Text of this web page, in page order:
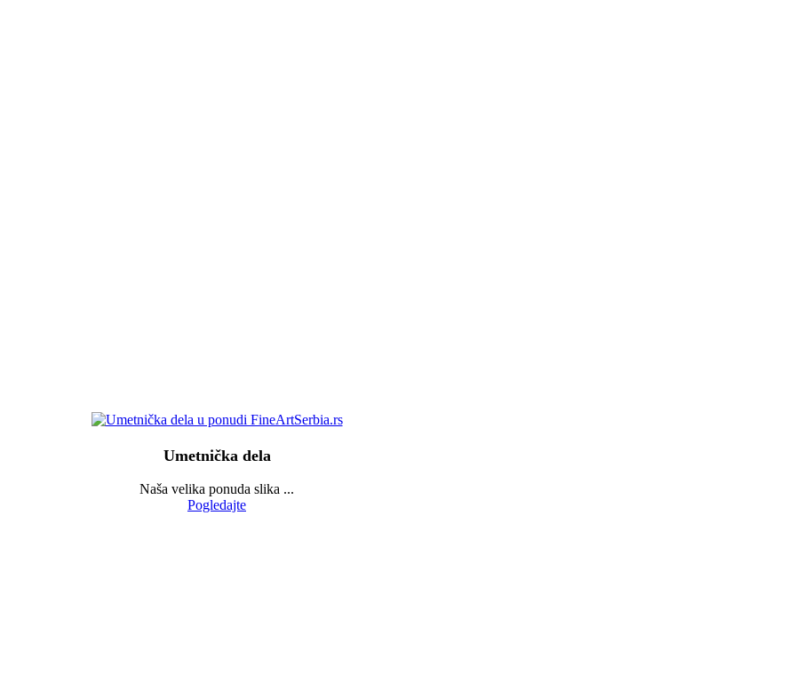
Umetnička dela
Naša velika ponuda slika ...
Pogledajte